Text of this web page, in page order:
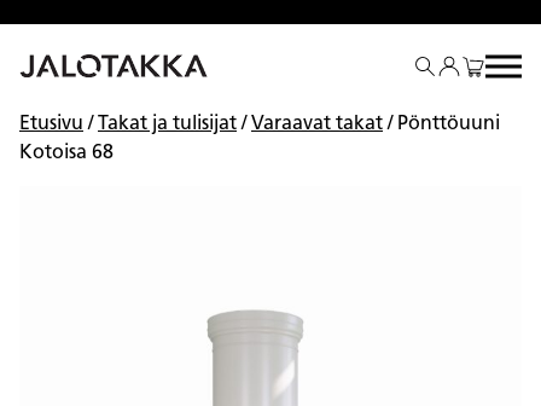
Etusivu /Takat ja tulisijat/Varaavat takat/ Pönttöuuni
Kotoisa 68